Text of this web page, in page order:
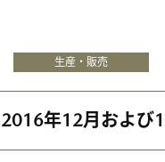
生産・販売
年12月および